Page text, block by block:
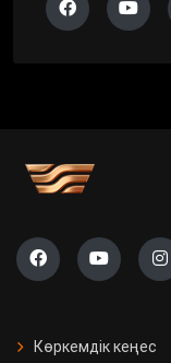
Көркемдік кеңес